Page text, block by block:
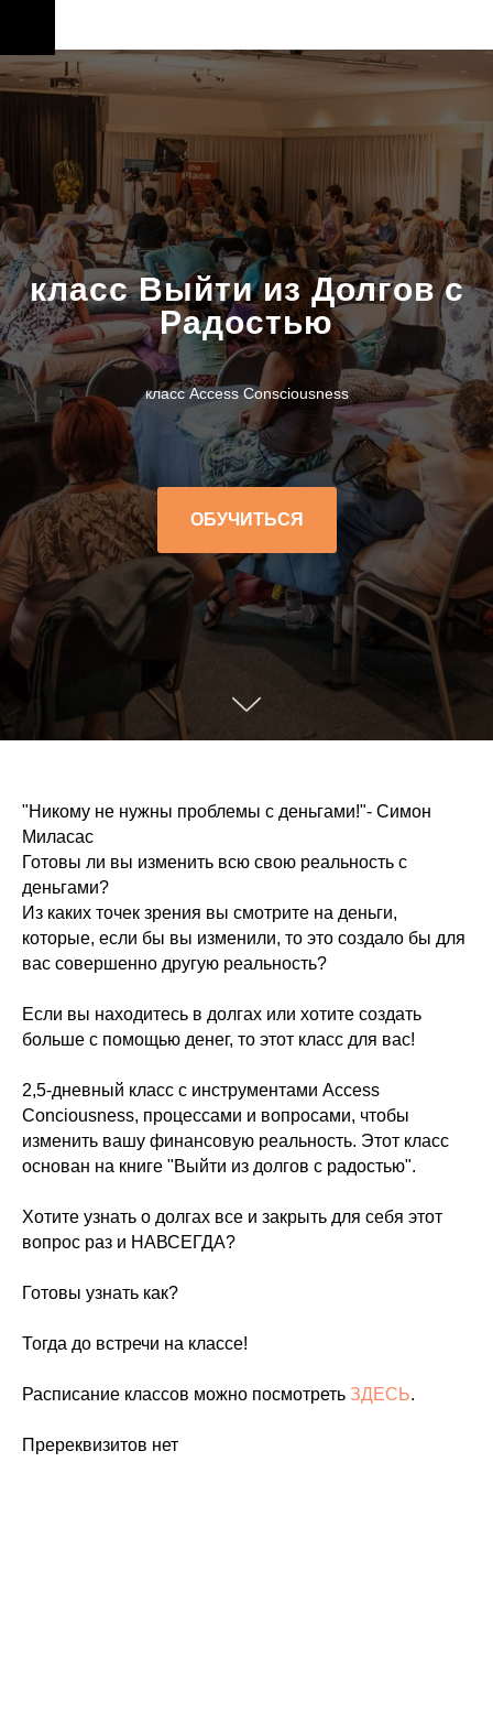
класс Выйти из Долгов с
Радостью
класс Access Consciousness
ОБУЧИТЬСЯ
"Никому не нужны проблемы с деньгами!"- Симон
Миласас
Готовы ли вы изменить всю свою реальность c
деньгами?
Из каких точек зрения вы смотрите на деньги,
которые, если бы вы изменили, то это создало бы для
вас совершенно другую реальность?
Если вы находитесь в долгах или хотите создать
больше с помощью денег, то этот класс для вас!
2,5-дневный класс с инструментами Ассess
Conciousness, процессами и вопросами, чтобы
изменить вашу финансовую реальность. Этот класс
основан на книге "Выйти из долгов с радостью".
Хотите узнать о долгах все и закрыть для себя этот
вопрос раз и НАВСЕГДА?
Готовы узнать как?
Тогда до встречи на классе!
Расписание классов можно посмотреть ЗДЕСЬ.
Пререквизитов нет